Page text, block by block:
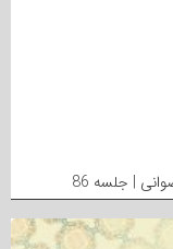
| جلسه 86